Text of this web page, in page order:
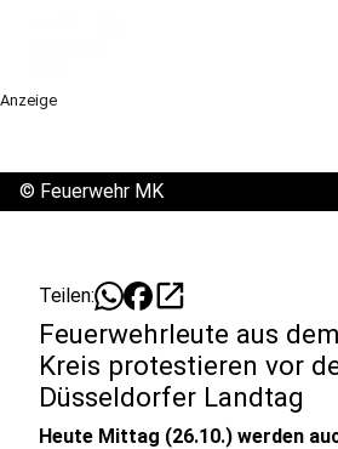
Anzeige
© Feuerwehr MK
Teilen: open_in_new
Feuerwehrleute aus
Kreis protestieren vor
Düsseldorfer Landtag
Heute Mittag (26.10.) werden